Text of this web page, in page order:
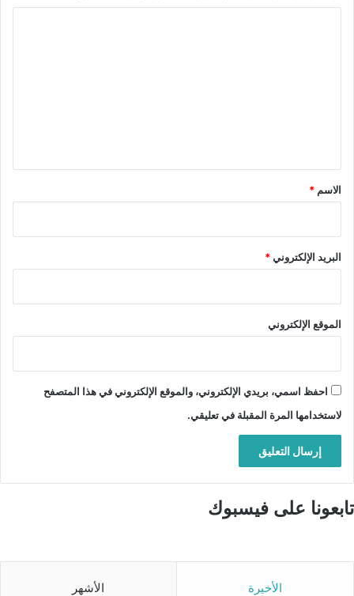
*
الاسم *
البريد الإلكتروني*
الموقع الإلكتروني
احفظ اسمي، بريدي الإلكتروني، والموقع الإلكتروني في هذا المتصفح
لاستخدامها المرة المقبلة في تعليقي.
تابعونا على فيسبوك
الأخيرة الأشهر